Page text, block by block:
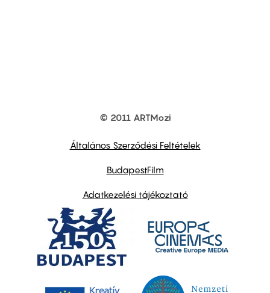
© 2011 ARTMozi
Általános Szerződési Feltételek
BudapestFilm
Adatkezelési tájékoztató